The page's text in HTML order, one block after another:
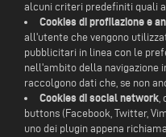
alcuni criteri predefiniti quali
Cookies di profilazione e
all'utente che vengono
pubblicitari in linea con le
nell'ambito della navigazione
raccolgono dati che, se non
Cookies di social network,
buttons (Facebook, Twitter,
uno dei plugin appena